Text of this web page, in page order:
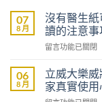
07
8 月
沒有醫生
讀的注意事
在
有
醫
生
留言功能已關閉
06
8 月
立威大樂
家真實使用